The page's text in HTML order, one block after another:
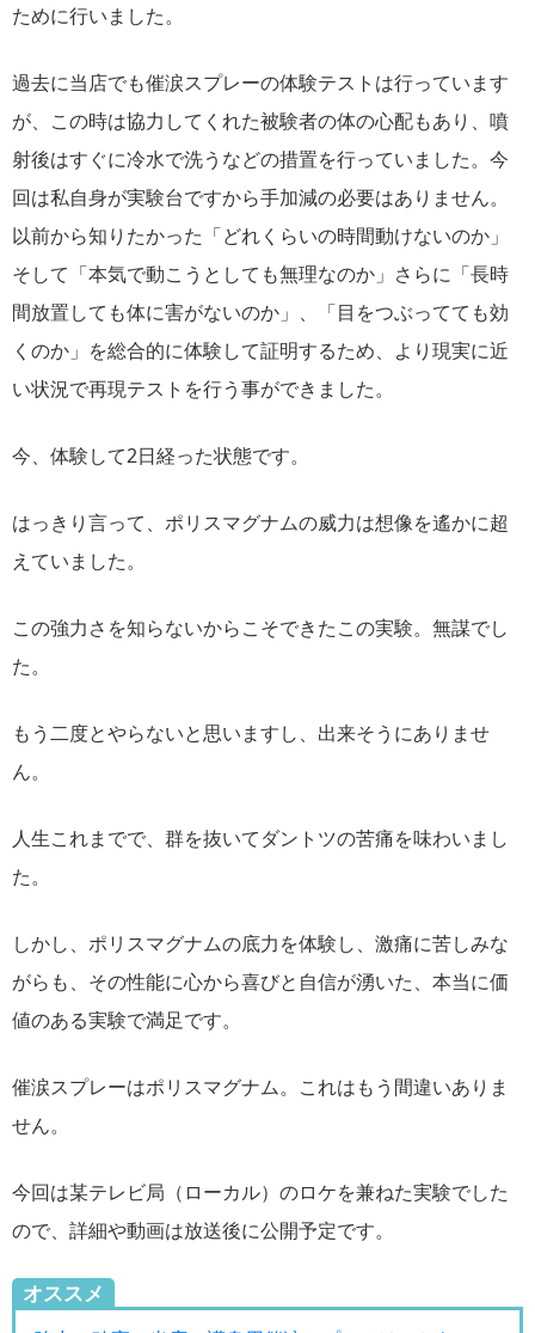
ために行いました。
過去に当店でも催涙スプレーの体験テストは行っています
が、この時は協力してくれた被験者の体の心配もあり、噴
射後はすぐに冷水で洗うなどの措置を行っていました。今
回は私自身が実験台ですから手加減の必要はありません。
以前から知りたかった「どれくらいの時間動けないのか」
そして「本気で動こうとしても無理なのか」さらに「長時
間放置しても体に害がないのか」、「目をつぶってても効
くのか」を総合的に体験して証明するため、より現実に近
い状況で再現テストを行う事ができました。
今、体験して2日経った状態です。
はっきり言って、ポリスマグナムの威力は想像を遙かに超
えていました。
この強力さを知らないからこそできたこの実験。無謀でし
た。
もう二度とやらないと思いますし、出来そうにありませ
ん。
人生これまでで、群を抜いてダントツの苦痛を味わいまし
た。
しかし、ポリスマグナムの底力を体験し、激痛に苦しみな
がらも、その性能に心から喜びと自信が湧いた、本当に価
値のある実験で満足です。
催涙スプレーはポリスマグナム。これはもう間違いありま
せん。
今回は某テレビ局（ローカル）のロケを兼ねた実験でした
ので、詳細や動画は放送後に公開予定です。
オススメ